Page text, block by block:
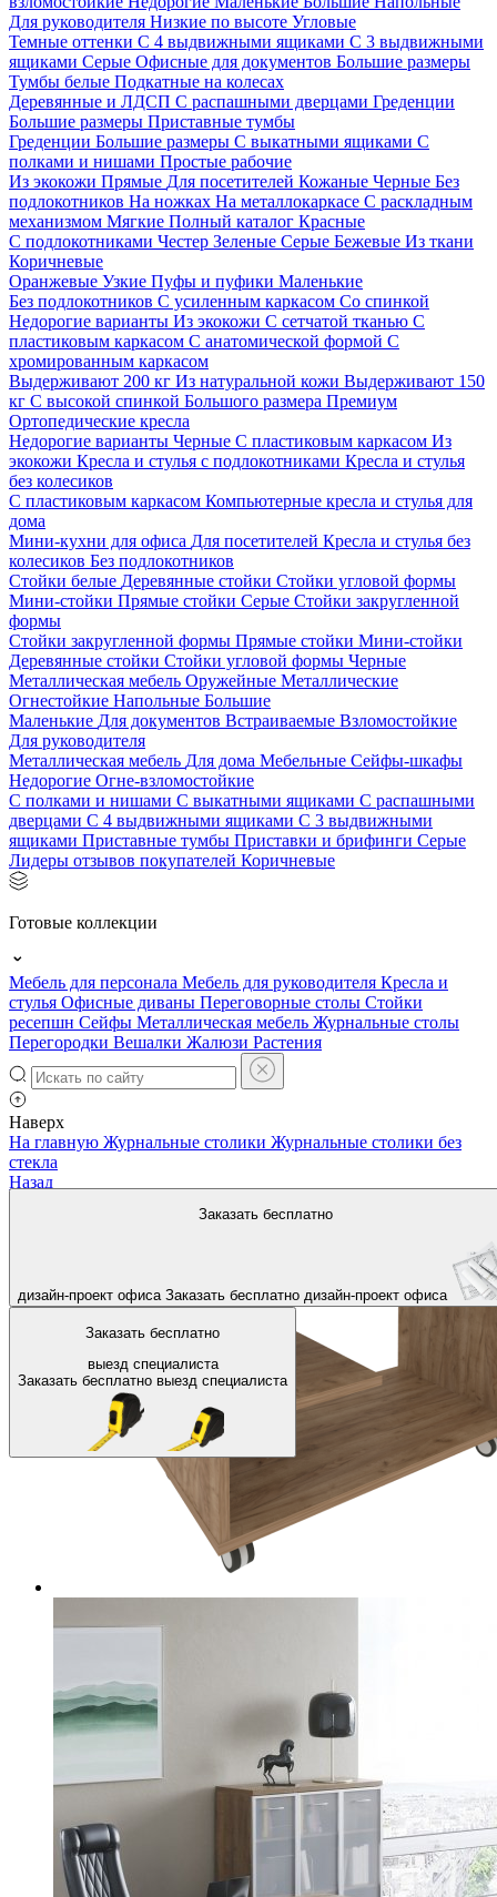
Для руководителя Низкие по высоте Угловые
Темные оттенки С 4 выдвижными ящиками С 3 выдвижными
ящиками Серые Офисные для документов Большие размеры
Тумбы белые Подкатные на колесах
Деревянные и ЛДСП С распашными дверцами Греденции
Большие размеры Приставные тумбы
Греденции Большие размеры С выкатными ящиками С
полками и нишами Простые рабочие
Из экокожи Прямые Для посетителей Кожаные Черные Без
подлокотников На ножках На металлокаркасе С раскладным
механизмом Мягкие Полный каталог Красные
С подлокотниками Честер Зеленые Серые Бежевые Из ткани
Коричневые
Оранжевые Узкие Пуфы и пуфики Маленькие
Без подлокотников С усиленным каркасом Со спинкой
Недорогие варианты Из экокожи С сетчатой тканью С
пластиковым каркасом С анатомической формой С
хромированным каркасом
Выдерживают 200 кг Из натуральной кожи Выдерживают 150
кг С высокой спинкой Большого размера Премиум
Ортопедические кресла
Недорогие варианты Черные С пластиковым каркасом Из
экокожи Кресла и стулья с подлокотниками Кресла и стулья
без колесиков
С пластиковым каркасом Компьютерные кресла и стулья для
дома
Мини-кухни для офиса Для посетителей Кресла и стулья без
колесиков Без подлокотников
Стойки белые Деревянные стойки Стойки угловой формы
Мини-стойки Прямые стойки Серые Стойки закругленной
формы
Стойки закругленной формы Прямые стойки Мини-стойки
Деревянные стойки Стойки угловой формы Черные
Металлическая мебель Оружейные Металлические
Огнестойкие Напольные Большие
Маленькие Для документов Встраиваемые Взломостойкие
Для руководителя
Металлическая мебель Для дома Мебельные Сейфы-шкафы
Недорогие Огне-взломостойкие
С полками и нишами С выкатными ящиками С распашными
дверцами С 4 выдвижными ящиками С 3 выдвижными
ящиками Приставные тумбы Приставки и брифинги Серые
Лидеры отзывов покупателей Коричневые
Готовые коллекции
Мебель для персонала Мебель для руководителя Кресла и
стулья Офисные диваны Переговорные столы Стойки
ресепшн Сейфы Металлическая мебель Журнальные столы
Перегородки Вешалки Жалюзи Растения
Наверх
Заказать бесплатно
дизайн-проект офиса Заказать бесплатно дизайн-проект офиса
Заказать бесплатно
выезд специалиста
Заказать бесплатно выезд специалиста
На главную Журнальные столики Журнальные столики без
стекла
Назад